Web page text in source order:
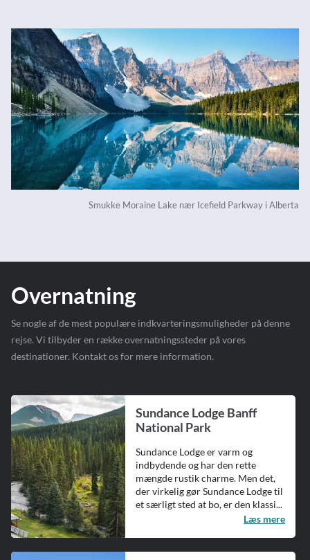
Smukke Moraine Lake nær Icefield Parkway i Alberta
Overnatning
Se nogle af de mest populære indkvarteringsmuligheder på denne
rejse. Vi tilbyder en række overnatningssteder på vores
destinationer. Kontakt os for mere information.
Sundance Lodge Banff
National Park
Sundance Lodge er varm og
indbydende og har den rette
mængde rustik charme. Men det,
der virkelig gør Sundance Lodge til
et særligt sted at bo, er den klassi...
Læs mere